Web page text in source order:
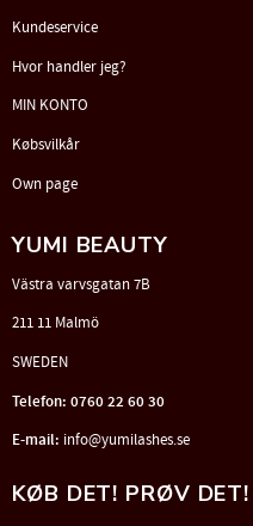
Kundeservice
Hvor handler jeg?
MIN KONTO
Købsvilkår
Own page
YUMI BEAUTY
Västra varvsgatan 7B
211 11 Malmö
SWEDEN
Telefon: 0760 22 60 30
E-mail: info@yumilashes.se
KØB DET! PRØV DET!